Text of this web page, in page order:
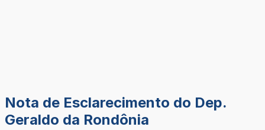
Nota de Esclarecimento do Dep.
Geraldo da Rondônia